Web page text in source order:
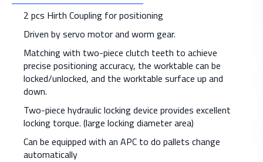
2 pcs Hirth Coupling for positioning
Driven by servo motor and worm gear.
Matching with two-piece clutch teeth to achieve
precise positioning accuracy, the worktable can be
locked/unlocked, and the worktable surface up and
down.
Two-piece hydraulic locking device provides excellent
locking torque. (large locking diameter area)
Can be equipped with an APC to do pallets change
automatically